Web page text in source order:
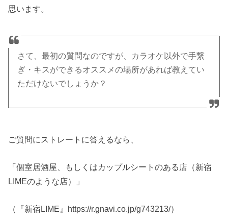
思います。
さて、最初の質問なのですが、カラオケ以外で手繋
ぎ・キスができるオススメの場所があれば教えてい
ただけないでしょうか？
ご質問にストレートに答えるなら、
「個室居酒屋、もしくはカップルシートのある店（新宿
LIMEのような店）」
（『新宿LIME』https://r.gnavi.co.jp/g743213/）